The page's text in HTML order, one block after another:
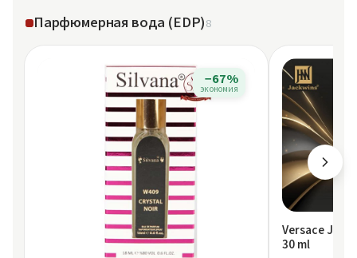
Парфюмерная вода (EDP)8
−67%
экономия
Versace
30 ml